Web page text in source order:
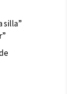
silla”